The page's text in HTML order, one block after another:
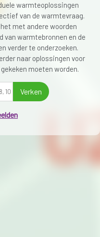
warmteoplossingen
van de warmtevraag.
met andere woorden
van warmtebronnen en de
verder te onderzoeken.
naar oplossingen voor
moeten worden.
Verken